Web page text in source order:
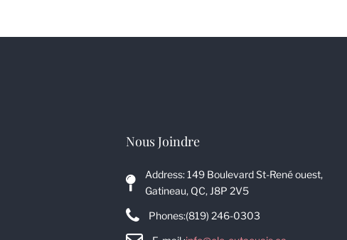
Nous Joindre
Address: 149 Boulevard St-René ouest,
Gatineau, QC, J8P 2V5
Phones:(819) 246-0303